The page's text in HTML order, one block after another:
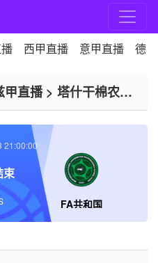
西甲直播 意甲直播 德
甲直播> 塔什干棉农B
FA共和国
21:00:00
束